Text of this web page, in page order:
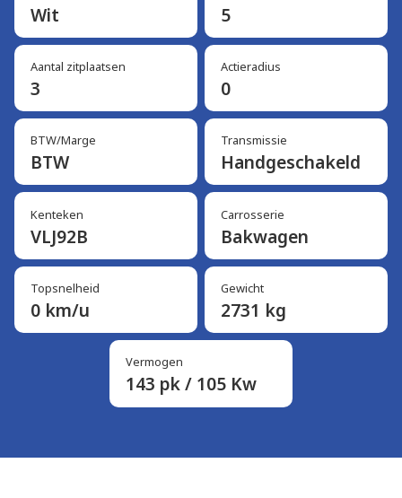
Wit 5
Aantal zitplaatsen
3
Actieradius
0
BTW/Marge
BTW
Transmissie
Handgeschakeld
Kenteken
VLJ92B
Carrosserie
Bakwagen
Topsnelheid
0 km/u
Gewicht
2731 kg
Vermogen
143 pk / 105 Kw